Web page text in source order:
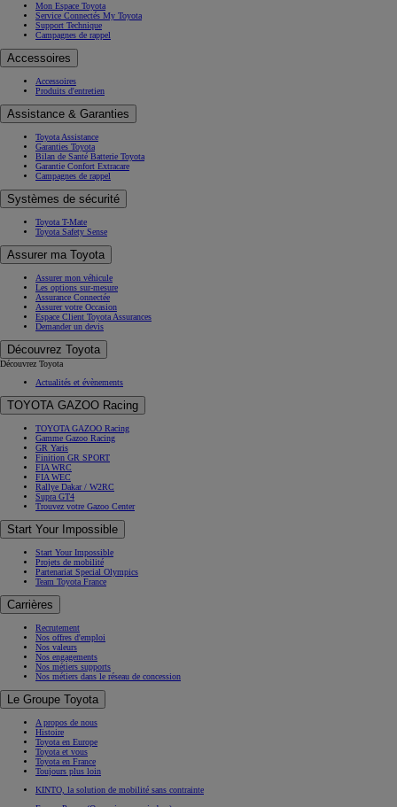
Mon Espace Toyota
Service Connectés My Toyota
Support Technique
Campagnes de rappel
Accessoires
Accessoires
Produits d'entretien
Assistance & Garanties
Toyota Assistance
Garanties Toyota
Bilan de Santé Batterie Toyota
Garantie Confort Extracare
Campagnes de rappel
Systèmes de sécurité
Toyota T-Mate
Toyota Safety Sense
Assurer ma Toyota
Assurer mon véhicule
Les options sur-mesure
Assurance Connectée
Assurer votre Occasion
Espace Client Toyota Assurances
Demander un devis
Découvrez Toyota
Découvrez Toyota
Actualités et évènements
TOYOTA GAZOO Racing
TOYOTA GAZOO Racing
Gamme Gazoo Racing
GR Yaris
Finition GR SPORT
FIA WRC
FIA WEC
Rallye Dakar / W2RC
Supra GT4
Trouvez votre Gazoo Center
Start Your Impossible
Start Your Impossible
Projets de mobilité
Partenariat Special Olympics
Team Toyota France
Carrières
Recrutement
Nos offres d'emploi
Nos valeurs
Nos engagements
Nos métiers supports
Nos métiers dans le réseau de concession
Le Groupe Toyota
A propos de nous
Histoire
Toyota en Europe
Toyota et vous
Toyota en France
Toujours plus loin
KINTO, la solution de mobilité sans contrainte